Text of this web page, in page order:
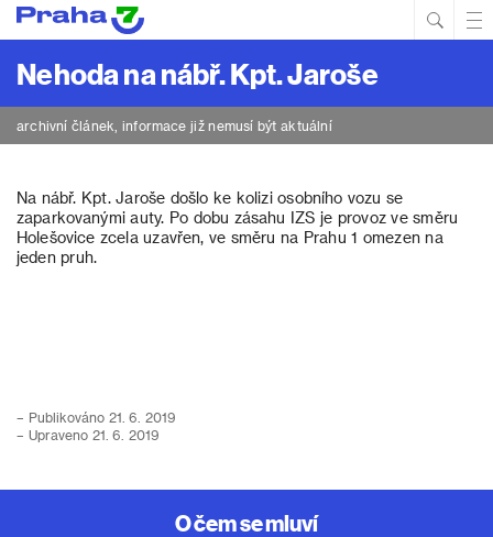
Nehoda na nábř. Kpt. Jaroše
archivní článek, informace již nemusí být aktuální
Na nábř. Kpt. Jaroše došlo ke kolizi osobního vozu se
zaparkovanými auty. Po dobu zásahu IZS je provoz ve směru
Holešovice zcela uzavřen, ve směru na Prahu 1 omezen na
jeden pruh.
– Publikováno 21. 6. 2019
– Upraveno 21. 6. 2019
O čem se mluví